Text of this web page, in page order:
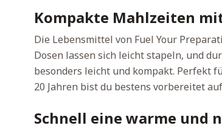
Kompakte Mahlzeiten
Die Lebensmittel von Fuel Your
Dosen lassen sich leicht stapeln, und
besonders leicht und kompakt. Perfekt
20 Jahren bist du bestens vorbereitet
Schnell eine warme und